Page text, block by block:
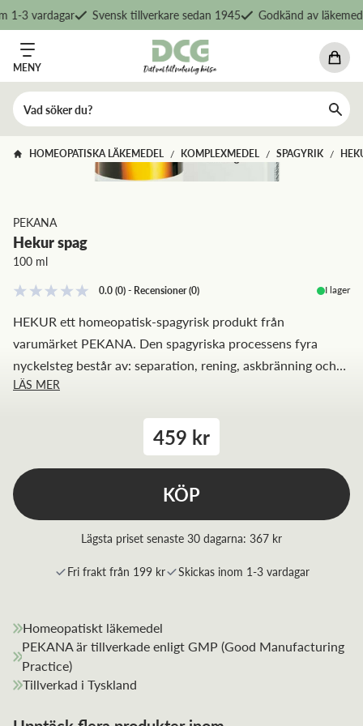
3 vardagar Svensk tillverkare sedan 1945 Godkänd av
MENY
HOMEOPATISKA LÄKEMEDEL / KOMPLEXMEDEL / SPAGYRIK /
PEKANA
Hekur spag
100 ml
0.0(0)- Recensioner(0) I lager
HEKUR ett homeopatisk-spagyrisk produkt från
varumärket PEKANA. Den spagyriska processens fyra
nyckelsteg består av: separation, rening, askbränning och
återförening.
LÄS MER
459 kr
KÖP
Lägsta priset senaste 30 dagarna: 367 kr
Fri frakt från 199 kr Skickas inom 1-3 vardagar
Homeopatiskt läkemedel
PEKANA är tillverkade enligt GMP (Good Manufacturing
Practice)
Tillverkad i Tyskland